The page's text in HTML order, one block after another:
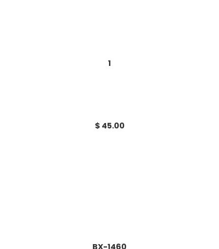
1
$ 45.00